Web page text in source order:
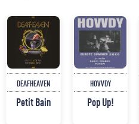
DEAFHEAVEN
Petit Bain
HOVVDY
Pop Up!